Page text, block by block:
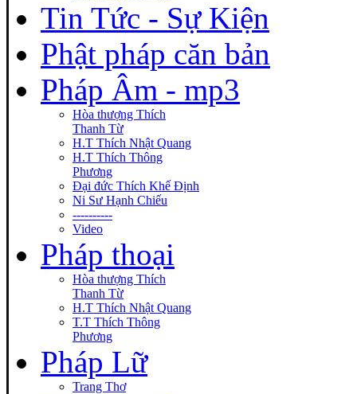
Tin Tức - Sự Kiện
Phật pháp căn bản
Pháp Âm - mp3
Hòa thượng Thích
Thanh Từ
H.T Thích Nhật Quang
H.T Thích Thông
Phương
Đại đức Thích Khế Định
Ni Sư Hạnh Chiếu
----------
Video
Pháp thoại
Hòa thượng Thích
Thanh Từ
H.T Thích Nhật Quang
T.T Thích Thông
Phương
Pháp Lữ
Trang Thơ